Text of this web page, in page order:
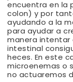
encuentra en la
colon) y por
ayudando a la
para ayudar a
manera
intestinal
heces. En este
microenemas o
no actuaremos